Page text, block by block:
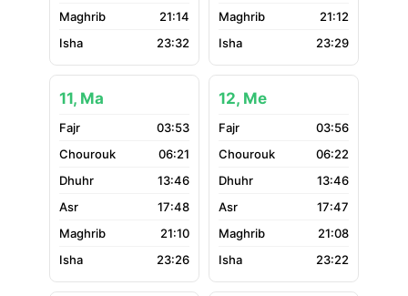
21:14
23:32
21:12
23:29
11, Ma
03:53
06:21
13:46
17:48
21:10
23:26
12, Me
03:56
06:22
13:46
17:47
21:08
23:22